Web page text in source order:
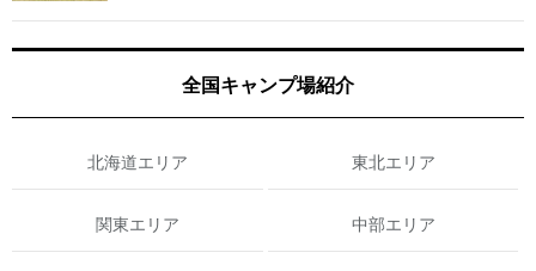
全国キャンプ場紹介
北海道エリア 東北エリア
関東エリア 中部エリア